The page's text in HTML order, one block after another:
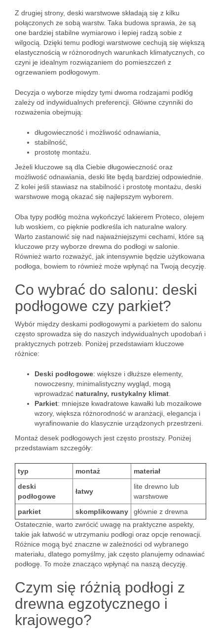
Z drugiej strony, deski warstwowe składają się z kilku
połączonych ze sobą warstw. Taka budowa sprawia, że są
one bardziej stabilne wymiarowo i lepiej radzą sobie z
wilgocią. Dzięki temu podłogi warstwowe cechują się większą
elastycznością w różnorodnych warunkach klimatycznych, co
czyni je idealnym rozwiązaniem do pomieszczeń z
ogrzewaniem podłogowym.
Decyzja o wyborze między tymi dwoma rodzajami podłóg
zależy od indywidualnych preferencji. Główne czynniki do
rozważenia obejmują:
długowieczność i możliwość odnawiania,
stabilność,
prostotę montażu.
Jeżeli kluczowe są dla Ciebie długowieczność oraz
możliwość odnawiania, deski lite będą bardziej odpowiednie.
Z kolei jeśli stawiasz na stabilność i prostotę montażu, deski
warstwowe mogą okazać się najlepszym wyborem.
Oba typy podłóg można wykończyć lakierem Proteco, olejem
lub woskiem, co pięknie podkreśla ich naturalne walory.
Warto zastanowić się nad najważniejszymi cechami, które są
kluczowe przy wyborze drewna do podłogi w salonie.
Również warto rozważyć, jak intensywnie będzie użytkowana
podłoga, bowiem to również może wpłynąć na Twoją decyzję.
Co wybrać do salonu: deski
podłogowe czy parkiet?
Wybór między deskami podłogowymi a parkietem do salonu
często sprowadza się do naszych indywidualnych upodobań i
praktycznych potrzeb. Poniżej przedstawiam kluczowe
różnice:
Deski podłogowe: większe i dłuższe elementy,
nowoczesny, minimalistyczny wygląd, mogą
wprowadzać naturalny, rustykalny klimat
Parkiet: mniejsze kwadratowe kawałki lub mozaikowe
wzory, większa różnorodność w aranżacji, elegancja i
wyrafinowanie do klasycznie urządzonych przestrzeni.
Montaż desek podłogowych jest często prostszy. Poniżej
przedstawiam szczegóły:
typ montaż
materiał
deski
podłogowe
łatwy
lite drewno lub
warstwowe
parkiet
skomplikowany
głównie z drewna
Ostatecznie, warto zwrócić uwagę na praktyczne aspekty,
takie jak łatwość w utrzymaniu podłogi oraz opcje renowacji.
Różnice mogą być znaczne w zależności od wybranego
materiału, dlatego pomyślmy, jak często planujemy odnawiać
podłogę. To może znacząco wpłynąć na naszą decyzję.
Czym się różnią podłogi z
drewna egzotycznego i
krajowego?